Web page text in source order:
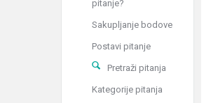
pitanje?
Sakupljanje bodove
Postavi pitanje
Pretraži pitanja
Kategorije pitanja